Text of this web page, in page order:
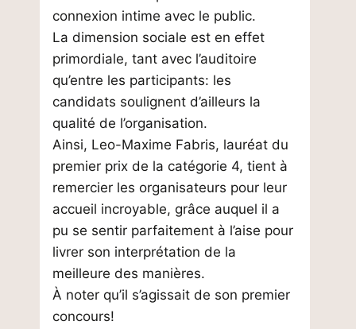
connexion intime avec le public.
La dimension sociale est en effet
primordiale, tant avec l’auditoire
qu’entre les participants: les
candidats soulignent d’ailleurs la
qualité de l’organisation.
Ainsi, Leo-Maxime Fabris, lauréat du
premier prix de la catégorie 4, tient à
remercier les organisateurs pour leur
accueil incroyable, grâce auquel il a
pu se sentir parfaitement à l’aise pour
livrer son interprétation de la
meilleure des manières.
À noter qu’il s’agissait de son premier
concours!